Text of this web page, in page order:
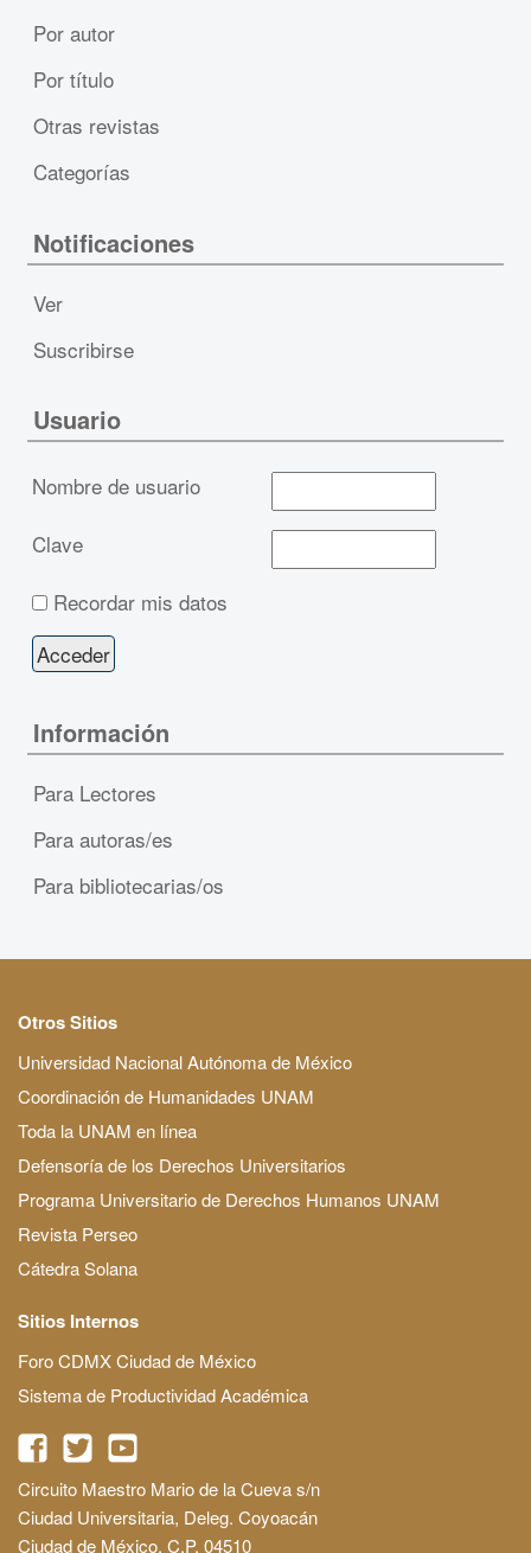
Por autor
Por título
Otras revistas
Categorías
Notificaciones
Ver
Suscribirse
Usuario
Nombre de usuario
Clave
Recordar mis datos
Información
Para Lectores
Para autoras/es
Para bibliotecarias/os
Otros Sitios
Universidad Nacional Autónoma de México
Coordinación de Humanidades UNAM
Toda la UNAM en línea
Defensoría de los Derechos Universitarios
Programa Universitario de Derechos Humanos UNAM
Revista Perseo
Cátedra Solana
Sitios Internos
Foro CDMX Ciudad de México
Sistema de Productividad Académica
Circuito Maestro Mario de la Cueva s/n
Ciudad Universitaria, Deleg. Coyoacán
Ciudad de México, C.P. 04510